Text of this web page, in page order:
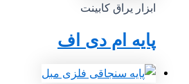
ابزار یراق کابینت
پایه ام دی اف